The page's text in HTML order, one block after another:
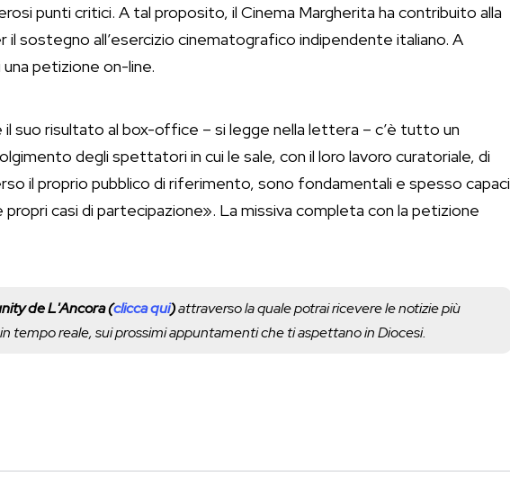
punti critici. A tal proposito, il Cinema Margherita ha contribuito alla
sostegno all’esercizio cinematografico indipendente italiano. A
petizione on-line.
il suo risultato al box-office – si legge nella lettera – c’è tutto un
degli spettatori in cui le sale, con il loro lavoro curatoriale, di
il proprio pubblico di riferimento, sono fondamentali e spesso capaci
casi di partecipazione». La missiva completa con la petizione
de L'Ancora (clicca qui)attraverso la quale potrai ricevere le notizie più
tempo reale, sui prossimi appuntamenti che ti aspettano in Diocesi.